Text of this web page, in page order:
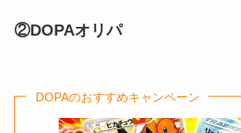
②DOPAオリパ
DOPAのおすすめキャンペーン